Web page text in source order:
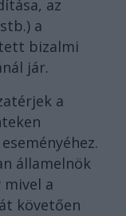
az
a
bizalmi
jár.
a
államelnök
a
követően